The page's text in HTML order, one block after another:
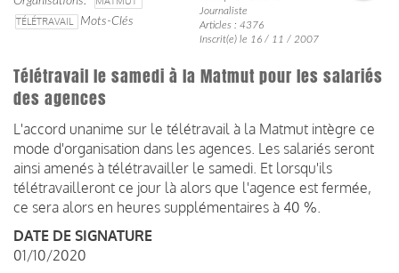
Mots-Clés
TÉLÉTRAVAIL
Journaliste
Articles : 4376
Inscrit(e) le 16 / 11 / 2007
Télétravail le samedi à la Matmut pour les salariés
des agences
L'accord unanime sur le télétravail à la Matmut intègre ce
mode d'organisation dans les agences. Les salariés seront
ainsi amenés à télétravailler le samedi. Et lorsqu'ils
télétravailleront ce jour là alors que l'agence est fermée,
ce sera alors en heures supplémentaires à 40 %.
DATE DE SIGNATURE
01/10/2020